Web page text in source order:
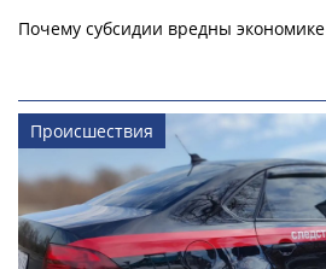
Почему субсидии вредны экономике
Происшествия